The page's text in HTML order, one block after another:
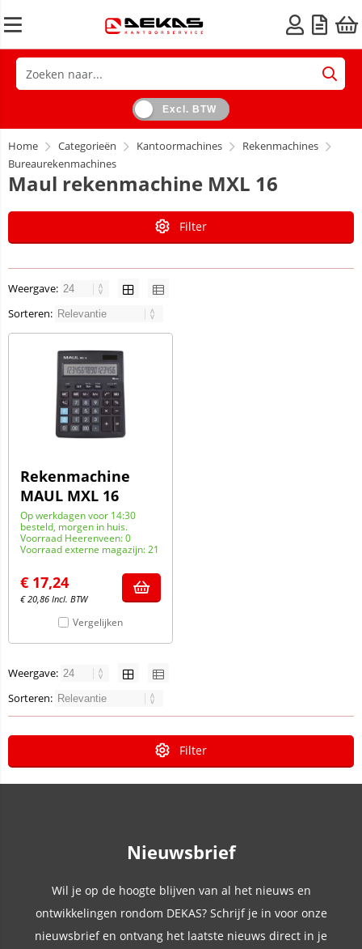
Excl. BTW
Home Categorieën Kantoormachines
Rekenmachines
Bureaurekenmachines
Maul rekenmachine MXL 16
Filter
Weergave:
Sorteren:
Rekenmachine
MAUL MXL 16
Op werkdagen voor 14:30
besteld, morgen in huis.
Voorraad Heerenveen: 0
Voorraad externe magazijn: 21
€ 17,24
€20,86 Incl. BTW
Vergelijken
Weergave:
Sorteren:
Filter
Nieuwsbrief
Wil je op de hoogte blijven van al het nieuws en
ontwikkelingen rondom DEKAS? Schrijf je in voor onze
nieuwsbrief en ontvang het laatste nieuws direct in je